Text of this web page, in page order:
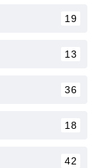
19
13
36
18
42